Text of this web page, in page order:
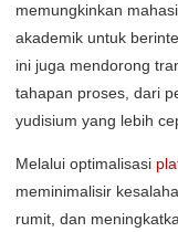
memungkinkan
akademik untuk
ini juga mendorong
tahapan proses, dari
yudisium yang lebih
Melalui optimalisasi
meminimalisir
rumit, dan